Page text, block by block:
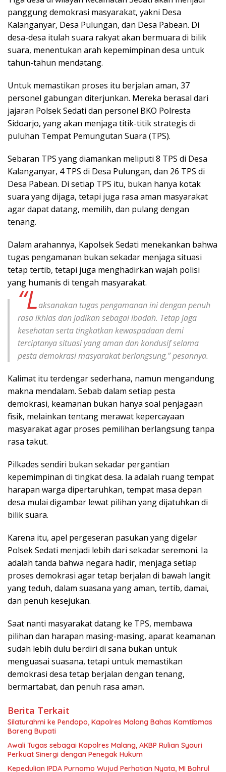
panggung demokrasi masyarakat, yakni Desa
Kalanganyar, Desa Pulungan, dan Desa Pabean. Di
desa-desa itulah suara rakyat akan bermuara di bilik
suara, menentukan arah kepemimpinan desa untuk
tahun-tahun mendatang.
Untuk memastikan proses itu berjalan aman, 37
personel gabungan diterjunkan. Mereka berasal dari
jajaran Polsek Sedati dan personel BKO Polresta
Sidoarjo, yang akan menjaga titik-titik strategis di
puluhan Tempat Pemungutan Suara (TPS).
Sebaran TPS yang diamankan meliputi 8 TPS di Desa
Kalanganyar, 4 TPS di Desa Pulungan, dan 26 TPS di
Desa Pabean. Di setiap TPS itu, bukan hanya kotak
suara yang dijaga, tetapi juga rasa aman masyarakat
agar dapat datang, memilih, dan pulang dengan
tenang.
Dalam arahannya, Kapolsek Sedati menekankan bahwa
tugas pengamanan bukan sekadar menjaga situasi
tetap tertib, tetapi juga menghadirkan wajah polisi
yang humanis di tengah masyarakat.
“Laksanakan tugas pengamanan ini dengan penuh
rasa ikhlas dan jadikan sebagai ibadah. Tetap jaga
kesehatan serta tingkatkan kewaspadaan demi
terciptanya situasi yang aman dan kondusif selama
pesta demokrasi masyarakat berlangsung,” pesannya.
Kalimat itu terdengar sederhana, namun mengandung
makna mendalam. Sebab dalam setiap pesta
demokrasi, keamanan bukan hanya soal penjagaan
fisik, melainkan tentang merawat kepercayaan
masyarakat agar proses pemilihan berlangsung tanpa
rasa takut.
Pilkades sendiri bukan sekadar pergantian
kepemimpinan di tingkat desa. Ia adalah ruang tempat
harapan warga dipertaruhkan, tempat masa depan
desa mulai digambar lewat pilihan yang dijatuhkan di
bilik suara.
Karena itu, apel pergeseran pasukan yang digelar
Polsek Sedati menjadi lebih dari sekadar seremoni. Ia
adalah tanda bahwa negara hadir, menjaga setiap
proses demokrasi agar tetap berjalan di bawah langit
yang teduh, dalam suasana yang aman, tertib, damai,
dan penuh kesejukan.
Saat nanti masyarakat datang ke TPS, membawa
pilihan dan harapan masing-masing, aparat keamanan
sudah lebih dulu berdiri di sana bukan untuk
menguasai suasana, tetapi untuk memastikan
demokrasi desa tetap berjalan dengan tenang,
bermartabat, dan penuh rasa aman.
Berita Terkait
Silaturahmi ke Pendopo, Kapolres Malang Bahas Kamtibmas
Bareng Bupati
Awali Tugas sebagai Kapolres Malang, AKBP Rulian Syauri
Perkuat Sinergi dengan Penegak Hukum
Kepedulian IPDA Purnomo Wujud Perhatian Nyata, MI Bahrul